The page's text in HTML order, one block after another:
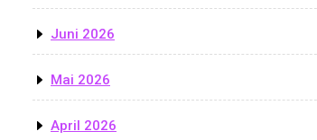
Juni 2026
Mai 2026
April 2026